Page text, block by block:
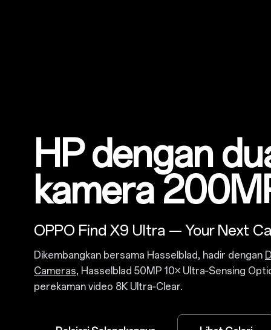
HP dengan
kamera
OPPO Find X9 Ultra — Your Next
Dikembangkan bersama Hasselblad, hadir dengan
Cameras, Hasselblad 50MP 10× Ultra‑Sensing
perekaman video 8K Ultra‑Clear.